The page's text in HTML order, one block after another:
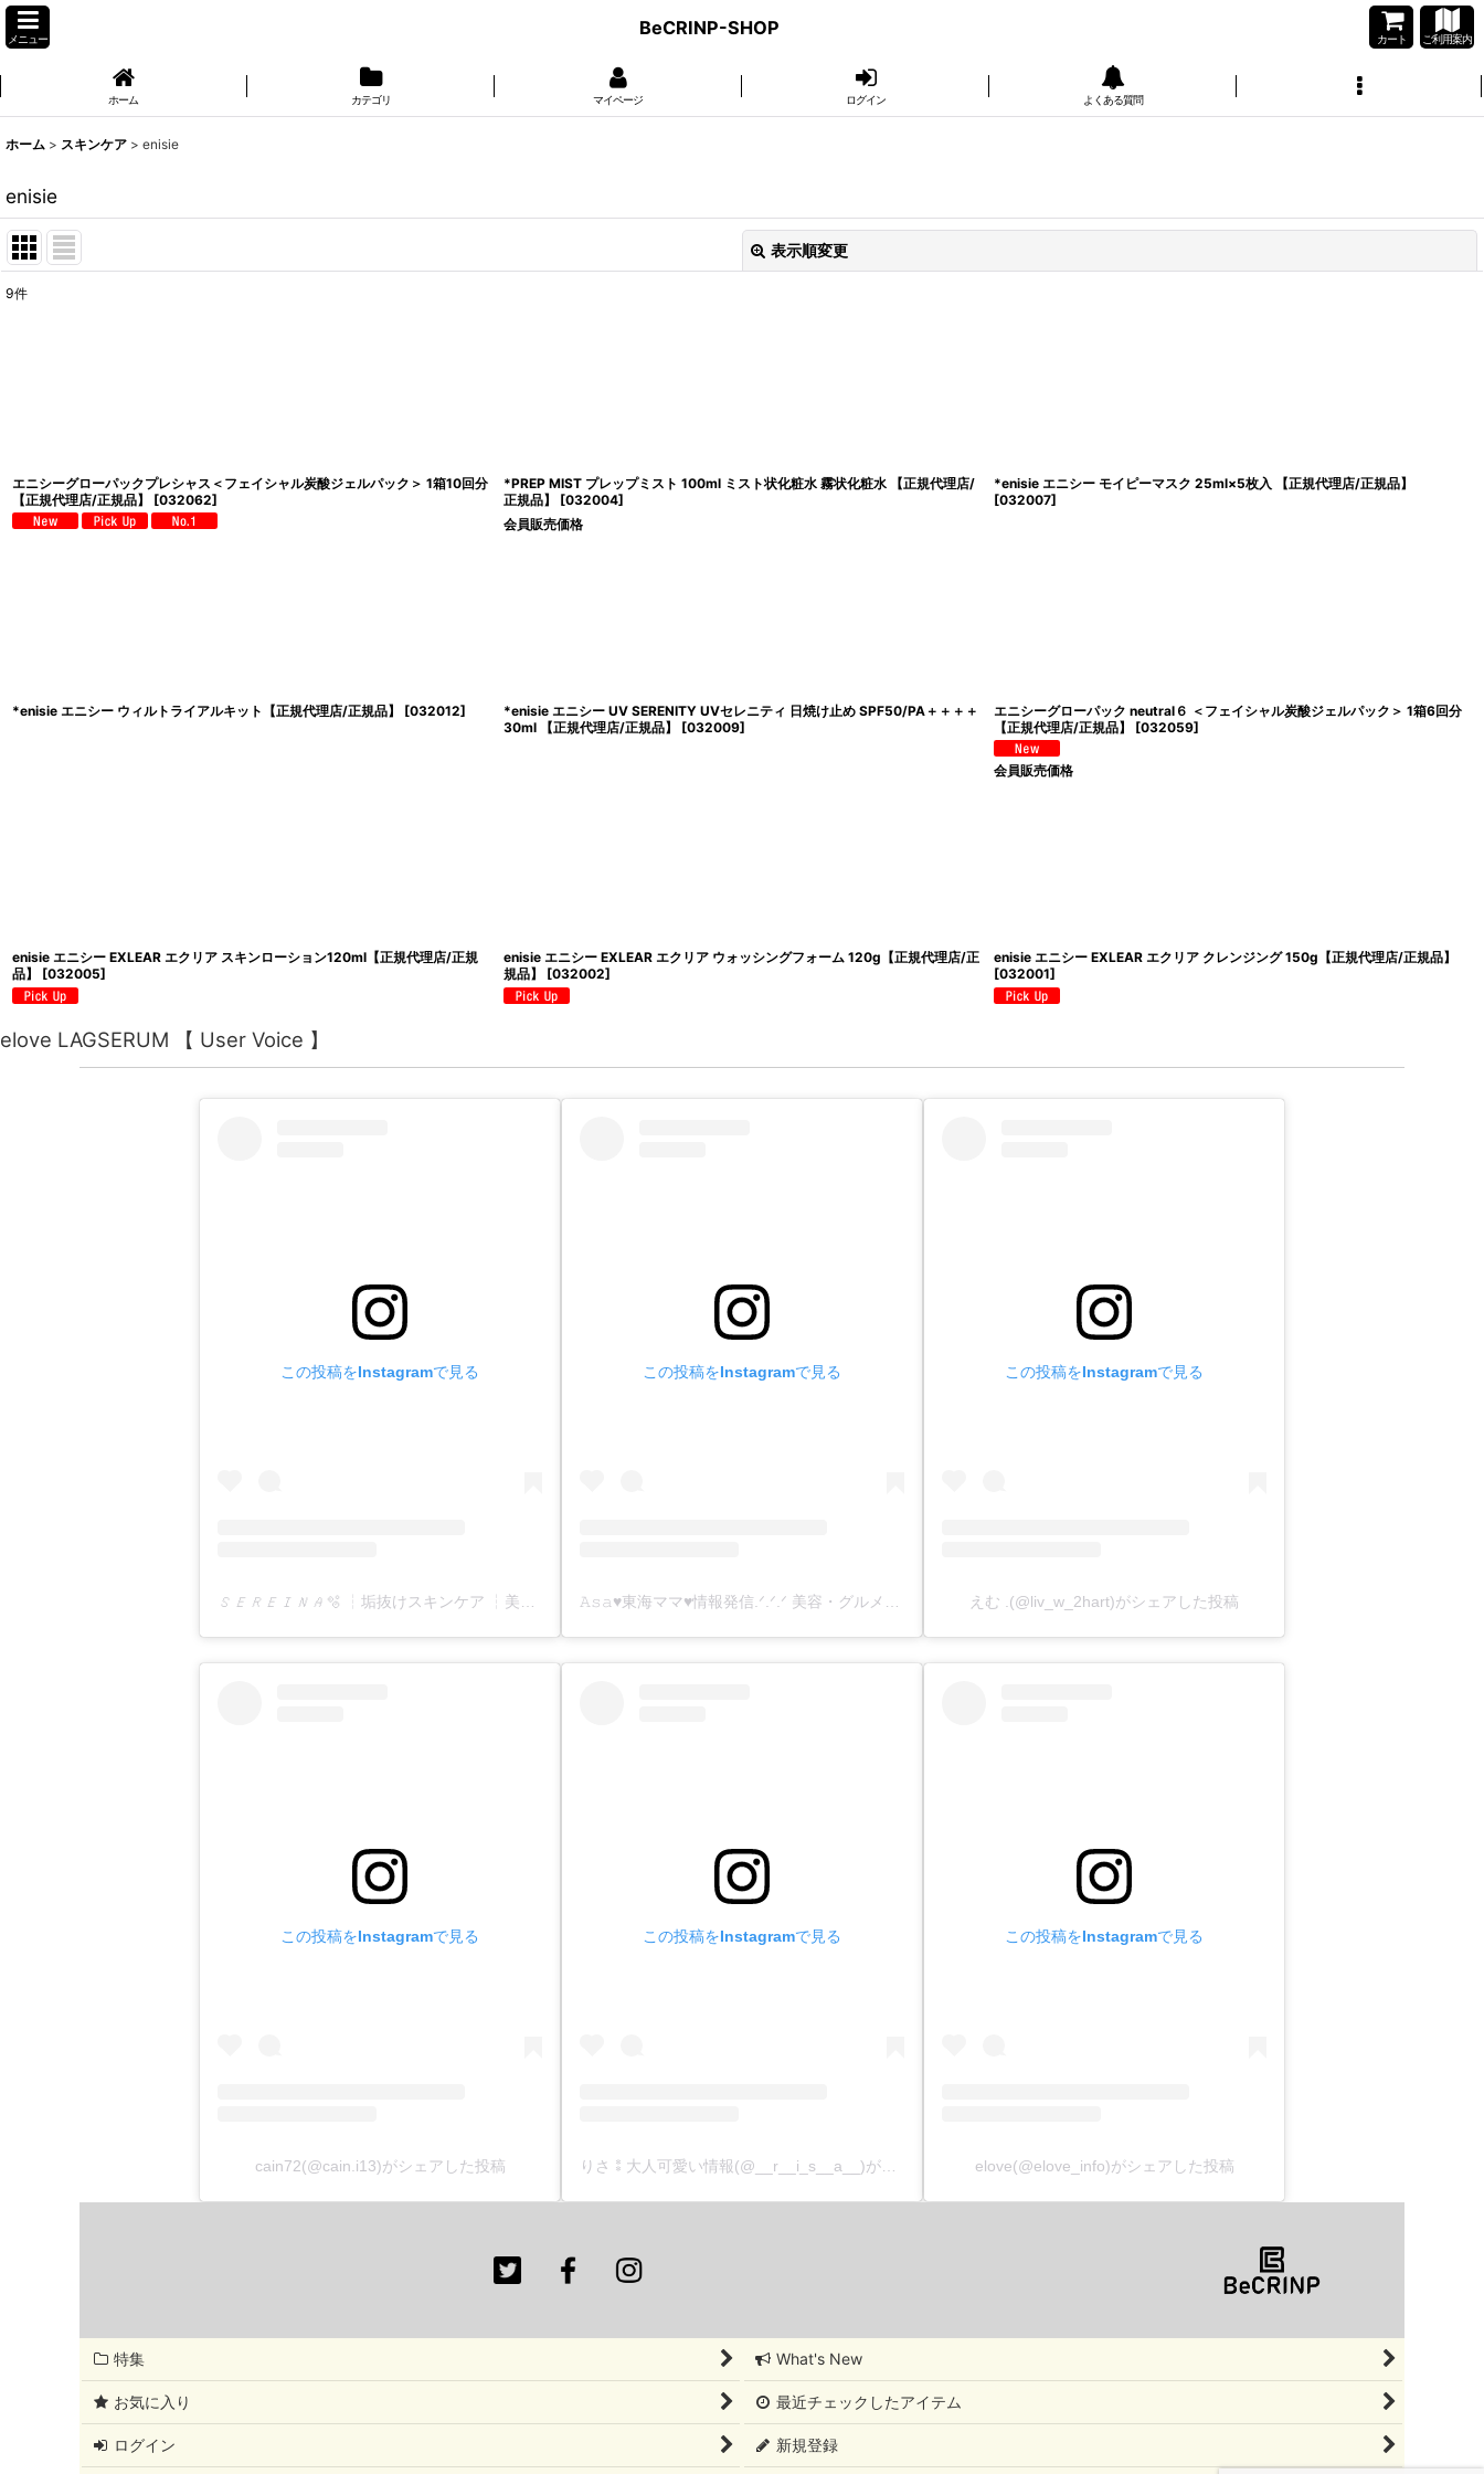
メニュー
BeCRINP-SHOP
カート ご利用案内
ホーム カテゴリ マイページ ログイン よくある質問
ホーム > スキンケア > enisie
enisie
表示順変更
9件
エニシーグローパックプレシャス＜フェイシャル炭酸ジェルパック＞ 1箱10回分
【正規代理店/正規品】
[032062]
*PREP MIST プレップミスト 100ml ミスト状化粧水 霧状化粧水 【正規代理店/
正規品】
[032004]
会員販売価格
*enisie エニシー モイピーマスク 25ml×5枚入 【正規代理店/正規品】
[032007]
*enisie エニシー ウィルトライアルキット【正規代理店/正規品】 [032012]
*enisie エニシー UV SERENITY UVセレニティ 日焼け止め SPF50/PA＋＋＋＋
30ml 【正規代理店/正規品】
[032009]
エニシーグローパック neutral６ ＜フェイシャル炭酸ジェルパック＞ 1箱6回分
【正規代理店/正規品】
[032059]
会員販売価格
enisie エニシー EXLEAR エクリア スキンローション120ml【正規代理店/正規
品】
[032005]
enisie エニシー EXLEAR エクリア ウォッシングフォーム 120g【正規代理店/正
規品】
[032002]
enisie エニシー EXLEAR エクリア クレンジング 150g【正規代理店/正規品】
[032001]
elove LAGSERUM 【 User Voice 】
この投稿をInstagramで見る この投稿をInstagramで見る この投稿をInstagramで見る
えむ .(@liv_w_2hart)がシェアした投稿
この投稿をInstagramで見る
cain72(@cain.i13)がシェアした投稿
この投稿をInstagramで見る この投稿をInstagramで見る
elove(@elove_info)がシェアした投稿
特集 What's New
お気に入り 最近チェックしたアイテム
ログイン 新規登録